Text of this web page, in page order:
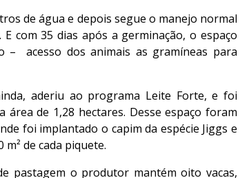
de água e depois segue o manejo normal
com 35 dias após a germinação, o espaço
acesso dos animais as gramíneas para
aderiu ao programa Leite Forte, e foi
de 1,28 hectares. Desse espaço foram
foi implantado o capim da espécie Jiggs e
de cada piquete.
pastagem o produtor mantém oito vacas,